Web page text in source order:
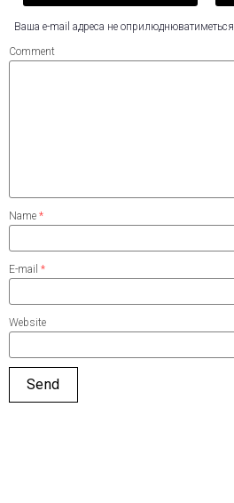
Ваша e-mail адреса не оприлюднюватиметься.
Comment
Name *
E-mail *
Website